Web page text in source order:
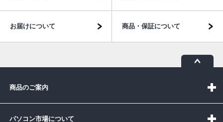
お届けについて 商品・保証について
商品のご案内
パソコン市場について